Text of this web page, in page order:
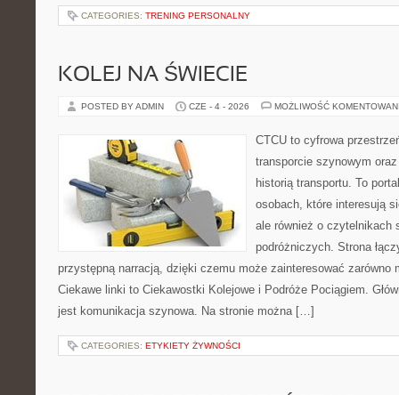
CATEGORIES: TRENING PERSONALNY
KOLEJ NA ŚWIECIE
POSTED BY ADMIN CZE - 4 - 2026 MOŻLIWOŚĆ
CTCU to cyfrowa
transporcie szynowym
historią transportu. To
osobach, które interesują
ale również o czytelnikach
podróżniczych. Strona
przystępną narracją, dzięki czemu może zainteresować zarówno
Ciekawe linki to Ciekawostki Kolejowe i Podróże Pociągiem.
jest komunikacja szynowa. Na stronie można […]
CATEGORIES: ETYKIETY ŻYWNOŚCI